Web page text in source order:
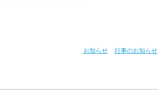
お知らせ 行事のお知らせ